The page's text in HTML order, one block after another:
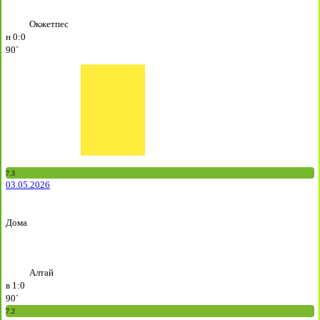
Окжетпес
н 0:0
90`
7.3
03.05.2026
Дома
Алтай
в 1:0
90`
7.2